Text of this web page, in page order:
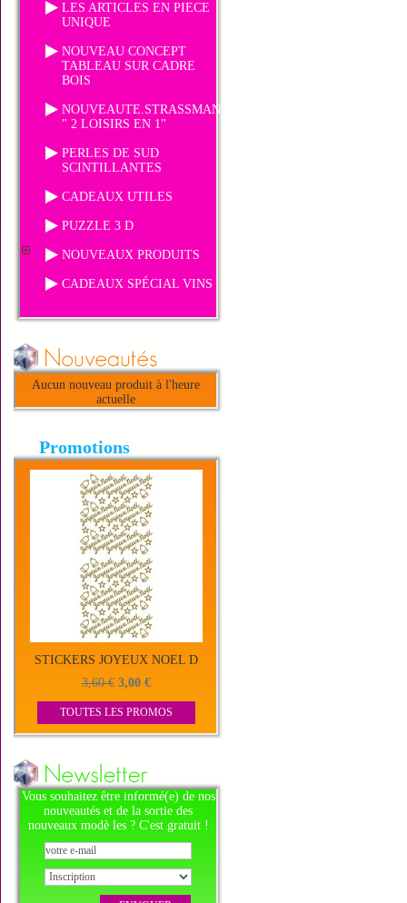
LES ARTICLES EN PIECE
UNIQUE
NOUVEAU CONCEPT
TABLEAU SUR CADRE
BOIS
NOUVEAUTE.STRASSMANIA
" 2 LOISIRS EN 1"
PERLES DE SUD
SCINTILLANTES
CADEAUX UTILES
PUZZLE 3 D
NOUVEAUX PRODUITS
CADEAUX SPÉCIAL VINS
Aucun nouveau produit à l'heure
actuelle
Promotions
STICKERS JOYEUX NOEL D
3,60 € 3,00 €
TOUTES LES PROMOS
Vous souhaitez être informé(e) de nos
nouveautés et de la sortie des
nouveaux modè les ? C'est gratuit !